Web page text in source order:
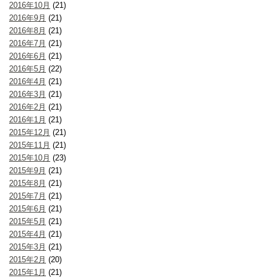
2016年10月 (21)
2016年9月 (21)
2016年8月 (21)
2016年7月 (21)
2016年6月 (21)
2016年5月 (22)
2016年4月 (21)
2016年3月 (21)
2016年2月 (21)
2016年1月 (21)
2015年12月 (21)
2015年11月 (21)
2015年10月 (23)
2015年9月 (21)
2015年8月 (21)
2015年7月 (21)
2015年6月 (21)
2015年5月 (21)
2015年4月 (21)
2015年3月 (21)
2015年2月 (20)
2015年1月 (21)